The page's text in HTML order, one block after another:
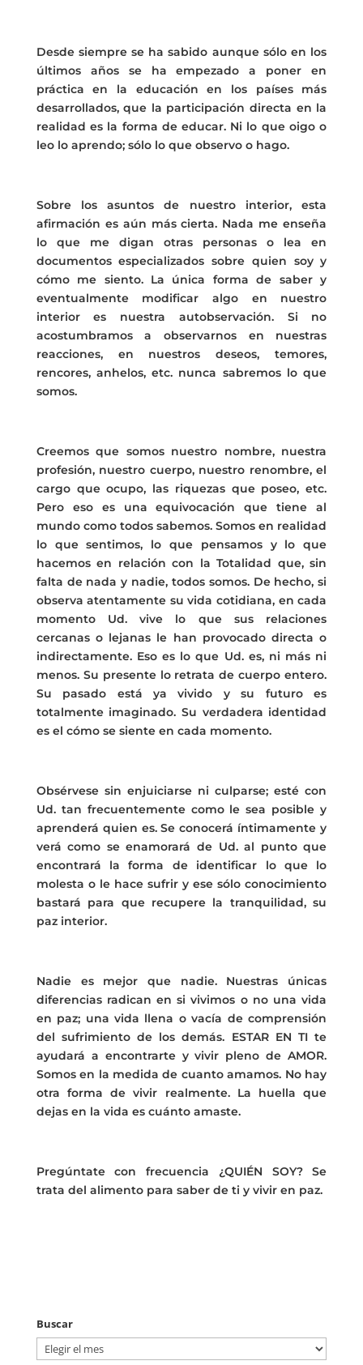
Desde siempre se ha sabido aunque sólo en los
últimos años se ha empezado a poner en
práctica en la educación en los países más
desarrollados, que la participación directa en la
realidad es la forma de educar. Ni lo que oigo o
leo lo aprendo; sólo lo que observo o hago.
Sobre los asuntos de nuestro interior, esta
afirmación es aún más cierta. Nada me enseña
lo que me digan otras personas o lea en
documentos especializados sobre quien soy y
cómo me siento. La única forma de saber y
eventualmente modificar algo en nuestro
interior es nuestra autobservación. Si no
acostumbramos a observarnos en nuestras
reacciones, en nuestros deseos, temores,
rencores, anhelos, etc. nunca sabremos lo que
somos.
Creemos que somos nuestro nombre, nuestra
profesión, nuestro cuerpo, nuestro renombre, el
cargo que ocupo, las riquezas que poseo, etc.
Pero eso es una equivocación que tiene al
mundo como todos sabemos. Somos en realidad
lo que sentimos, lo que pensamos y lo que
hacemos en relación con la Totalidad que, sin
falta de nada y nadie, todos somos. De hecho, si
observa atentamente su vida cotidiana, en cada
momento Ud. vive lo que sus relaciones
cercanas o lejanas le han provocado directa o
indirectamente. Eso es lo que Ud. es, ni más ni
menos. Su presente lo retrata de cuerpo entero.
Su pasado está ya vivido y su futuro es
totalmente imaginado. Su verdadera identidad
es el cómo se siente en cada momento.
Obsérvese sin enjuiciarse ni culparse; esté con
Ud. tan frecuentemente como le sea posible y
aprenderá quien es. Se conocerá íntimamente y
verá como se enamorará de Ud. al punto que
encontrará la forma de identificar lo que lo
molesta o le hace sufrir y ese sólo conocimiento
bastará para que recupere la tranquilidad, su
paz interior.
Nadie es mejor que nadie. Nuestras únicas
diferencias radican en si vivimos o no una vida
en paz; una vida llena o vacía de comprensión
del sufrimiento de los demás. ESTAR EN TI te
ayudará a encontrarte y vivir pleno de AMOR.
Somos en la medida de cuanto amamos. No hay
otra forma de vivir realmente. La huella que
dejas en la vida es cuánto amaste.
Pregúntate con frecuencia ¿QUIÉN SOY? Se
trata del alimento para saber de ti y vivir en paz.
Buscar
Buscar